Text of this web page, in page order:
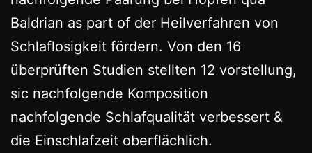
Baldrian as part of der Heilverfahren von
Schlaflosigkeit fördern. Von den 16
überprüften Studien stellten 12 vorstellung,
sic nachfolgende Komposition
nachfolgende Schlafqualität verbessert &
die Einschlafzeit oberflächlich.